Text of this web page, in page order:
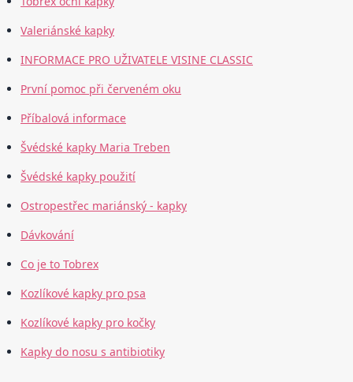
Valeriánské kapky
INFORMACE PRO UŽIVATELE VISINE CLASSIC
První pomoc při červeném oku
Příbalová informace
Švédské kapky Maria Treben
Švédské kapky použití
Ostropestřec mariánský - kapky
Dávkování
Co je to Tobrex
Kozlíkové kapky pro psa
Kozlíkové kapky pro kočky
Kapky do nosu s antibiotiky